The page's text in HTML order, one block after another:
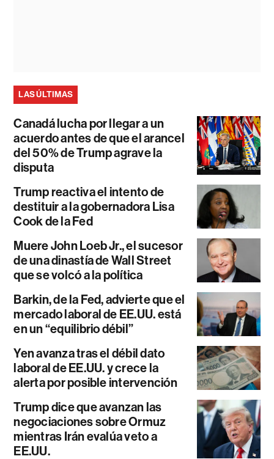
LAS ÚLTIMAS
Canadá lucha por llegar a un
acuerdo antes de que el arancel
del 50% de Trump agrave la
disputa
Trump reactiva el intento de
destituir a la gobernadora Lisa
Cook de la Fed
Muere John Loeb Jr., el sucesor
de una dinastía de Wall Street
que se volcó a la política
Barkin, de la Fed, advierte que el
mercado laboral de EE.UU. está
en un “equilibrio débil”
Yen avanza tras el débil dato
laboral de EE.UU. y crece la
alerta por posible intervención
Trump dice que avanzan las
negociaciones sobre Ormuz
mientras Irán evalúa veto a
EE.UU.